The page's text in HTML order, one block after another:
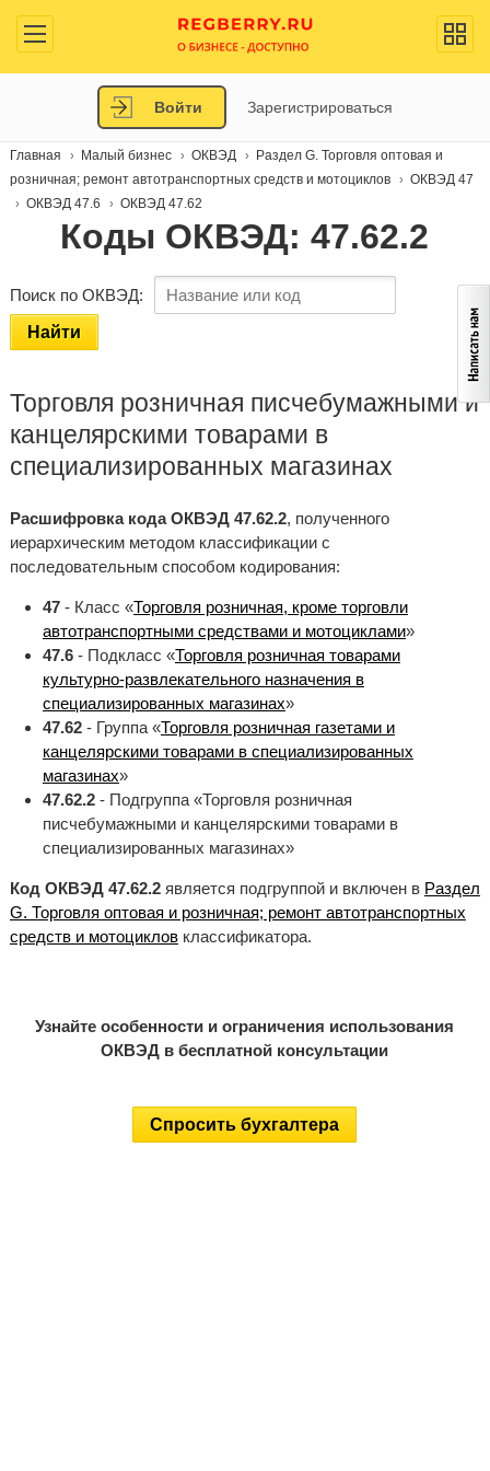
Войти Зарегистрироваться
Главная Малый бизнес ОКВЭД
Раздел G. Торговля оптовая и
розничная; ремонт автотранспортных средств и мотоциклов
ОКВЭД 47
ОКВЭД 47.6
ОКВЭД 47.62
Коды ОКВЭД: 47.62.2
Поиск по ОКВЭД:
Найти
Торговля розничная писчебумажными и
канцелярскими товарами в
специализированных магазинах
Расшифровка кода ОКВЭД 47.62.2, полученного
иерархическим методом классификации с
последовательным способом кодирования:
47- Класс «Торговля розничная, кроме торговли
автотранспортными средствами и мотоциклами»
47.6- Подкласс «Торговля розничная товарами
культурно-развлекательного назначения в
специализированных магазинах»
47.62- Группа «Торговля розничная газетами и
канцелярскими товарами в специализированных
магазинах»
47.62.2- Подгруппа «Торговля розничная
писчебумажными и канцелярскими товарами в
специализированных магазинах»
Код ОКВЭД 47.62.2является подгруппой и включен в Раздел
G. Торговля оптовая и розничная; ремонт автотранспортных
средств и мотоцикловклассификатора.
Узнайте особенности и ограничения использования
ОКВЭД в бесплатной консультации
Спросить бухгалтера